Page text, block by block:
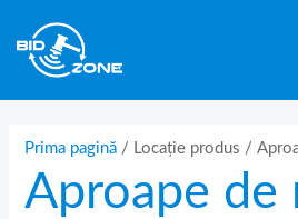
content
Prima pagină / Locație produs /
Aproape de